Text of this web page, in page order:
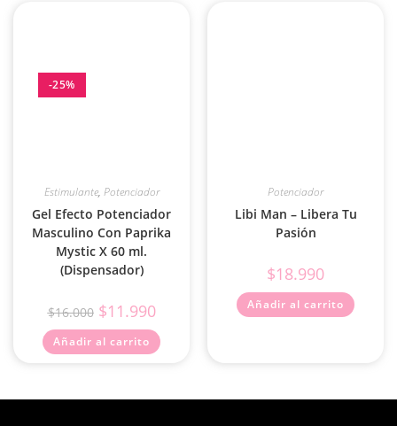
-25%
Estimulante, Potenciador
Gel Efecto Potenciador
Masculino Con Paprika
Mystic X 60 ml.
(Dispensador)
$16.000 $11.990
Añadir al carrito
Potenciador
Libi Man – Libera Tu
Pasión
$18.990
Añadir al carrito